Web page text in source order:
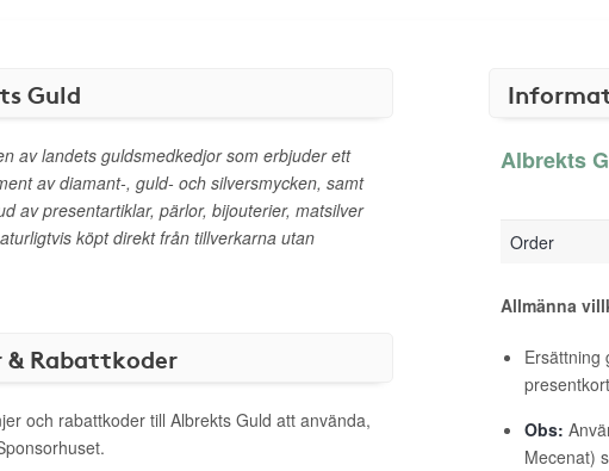
Guld
av landets guldsmedkedjor som erbjuder ett
av diamant-, guld- och silversmycken, samt
av presentartiklar, pärlor, bijouterier, matsilver
köpt direkt från tillverkarna utan
& Rabattkoder
och rabattkoder till Albrekts Guld att använda,
Albrekts
Order
Allmänna
Ersättning
Obs:
Mecenat)